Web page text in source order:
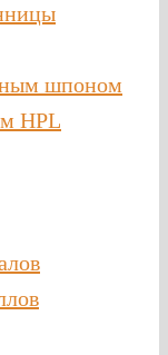
шпоном
HPL